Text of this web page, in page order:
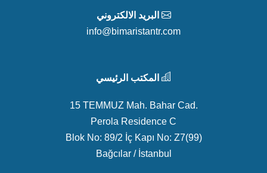
البريد الالكتروني
info@bimaristantr.com
المكتب الرئيسي
15 TEMMUZ Mah. Bahar Cad.
Perola Residence C
Blok No: 89/2 İç Kapı No: Z7(99)
Bağcılar / İstanbul